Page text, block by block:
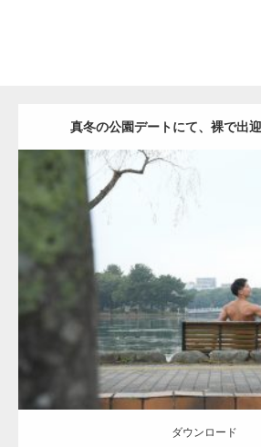
真冬の公園デートにて、裸で出
公園のマッチョ
ダウンロード
ダウンロード